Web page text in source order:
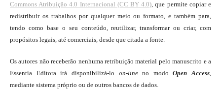
Commons Atribuição 4.0 Internacional (CC BY 4.0) , que permite copiar e
redistribuir os trabalhos por qualquer meio ou formato, e também para,
tendo como base o seu conteúdo, reutilizar, transformar ou criar, com
propósitos legais, até comerciais, desde que citada a fonte.
Os autores não receberão nenhuma retribuição material pelo manuscrito e a
Essentia Editora irá disponibilizá-lo on-lineno modoOpen Access
mediante sistema próprio ou de outros bancos de dados.